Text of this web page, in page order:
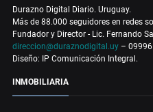
Durazno Digital Diario. Uruguay.
Más de 88.000 seguidores en redes
Fundador y Director - Lic. Fernando
direccion@duraznodigital.uy –
Diseño: IP Comunicación Integral.
INMOBILIARIA